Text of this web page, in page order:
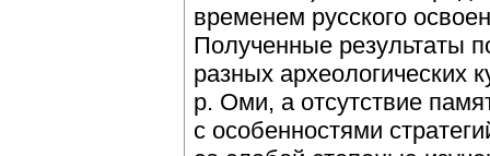
временем русского
Полученные результаты
разных археологических
р. Оми, а отсутствие
с особенностями